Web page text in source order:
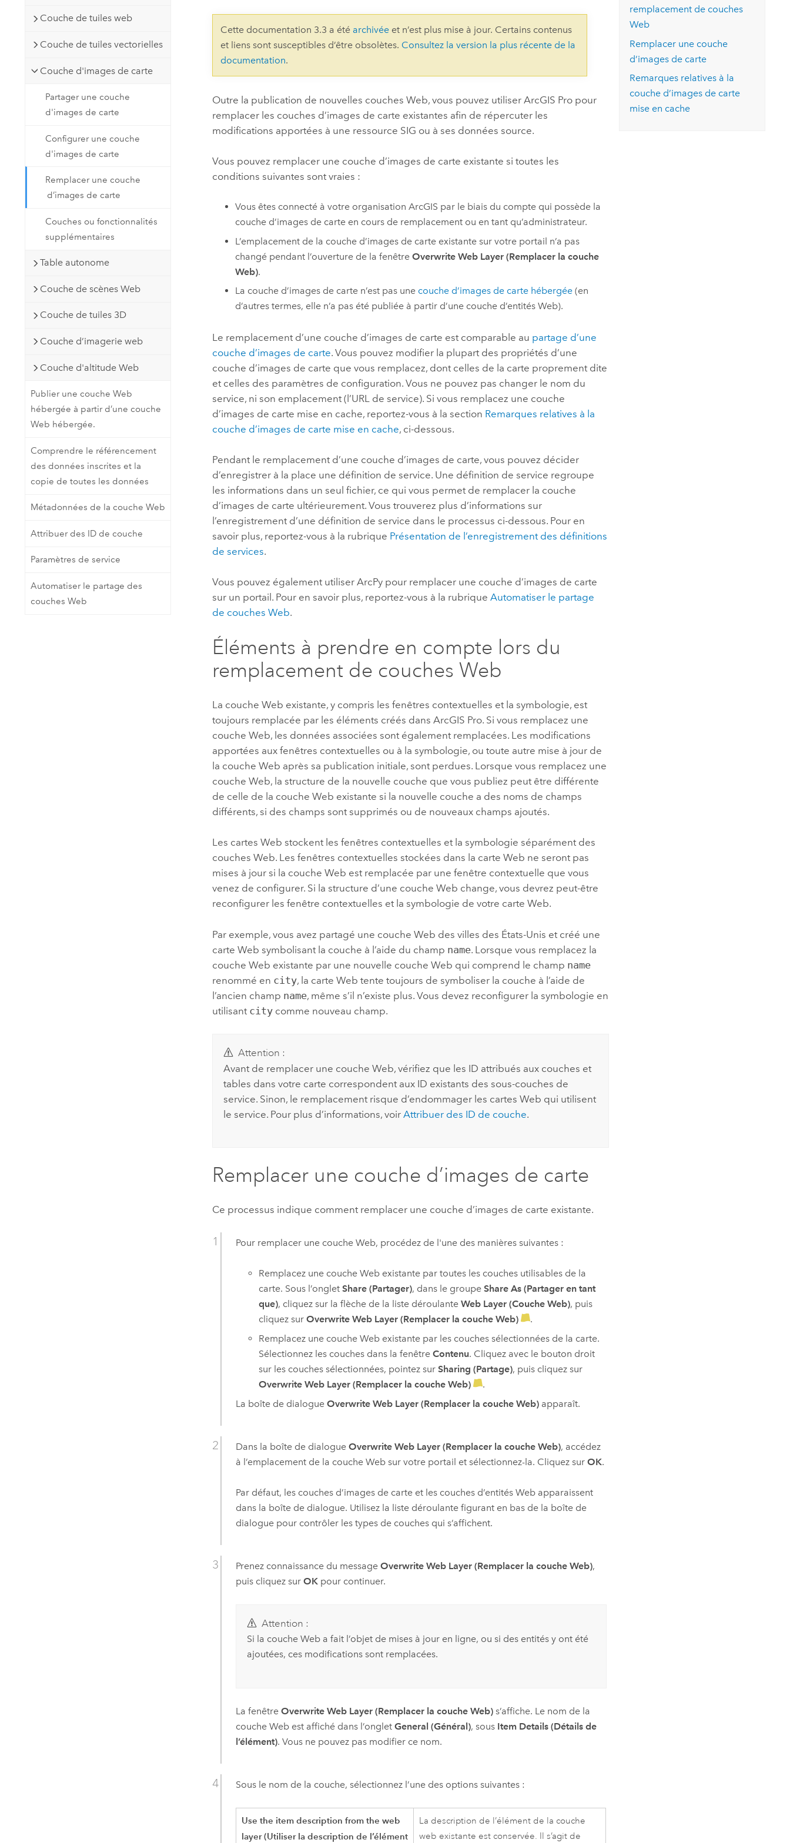
Technologie Developer
cartographie et d’analyse spatiale
Tous les produits
Découvrir ArcGIS Pro
Explorer ce cours
professionnels et
technologiques
perspectives et
tendances de
l’univers
Tous les récits
Lire le récit
Couche de tuiles web
Couche de tuiles vectorielles
Couche d'images de carte
Partager une couche
d'images de carte
Configurer une couche
d'images de carte
Remplacer une couche
d’images de carte
Couches ou fonctionnalités
supplémentaires
Table autonome
Couche de scènes Web
Couche de tuiles 3D
Couche d’imagerie web
Couche d'altitude Web
Publier une couche Web
hébergée à partir d’une couche
Web hébergée.
Comprendre le référencement
des données inscrites et la
copie de toutes les données
Métadonnées de la couche Web
Attribuer des ID de couche
Paramètres de service
Automatiser le partage des
couches Web
Cette documentation 3.3 a été archivée et n’est plus mise à jour. Certains contenus
et liens sont susceptibles d’être obsolètes. Consultez la version la plus récente de la
documentation.
Outre la publication de nouvelles couches Web, vous pouvez utiliserArcGIS Pro pour
remplacer les couches d’images de carte existantes afin de répercuter les
modifications apportées à une ressource SIG ou à ses données source.
Vous pouvez remplacer une couche d’images de carte existante si toutes les
conditions suivantes sont vraies :
Vous êtes connecté à votre organisation ArcGIS par le biais du compte qui possède la
couche d’images de carte en cours de remplacement ou en tant qu’administrateur.
L’emplacement de la couche d’images de carte existante sur votre portail n’a pas
changé pendant l’ouverture de la fenêtre Overwrite Web Layer (Remplacer la couche
Web).
La couche d’images de carte n’est pas une couche d’images de carte hébergée(en
d’autres termes, elle n’a pas été publiée à partir d’une couche d’entités Web).
Le remplacement d’une couche d’images de carte est comparable au partage d’une
couche d’images de carte. Vous pouvez modifier la plupart des propriétés d’une
couche d’images de carte que vous remplacez, dont celles de la carte proprement dite
et celles des paramètres de configuration. Vous ne pouvez pas changer le nom du
service, ni son emplacement (l’URL de service). Si vous remplacez une couche
d’images de carte mise en cache, reportez-vous à la section Remarques relatives à la
couche d’images de carte mise en cache, ci-dessous.
Pendant le remplacement d’une couche d’images de carte, vous pouvez décider
d’enregistrer à la place une définition de service. Une définition de service regroupe
les informations dans un seul fichier, ce qui vous permet de remplacer la couche
d’images de carte ultérieurement. Vous trouverez plus d’informations sur
l’enregistrement d’une définition de service dans le processus ci-dessous. Pour en
savoir plus, reportez-vous à la rubrique Présentation de l’enregistrement des définitions
de services.
Vous pouvez également utiliserArcPy pour remplacer une couche d’images de carte
sur un portail. Pour en savoir plus, reportez-vous à la rubriqueAutomatiser le partage
de couches Web.
Éléments à prendre en compte lors du
remplacement de couches Web
La couche Web existante, y compris les fenêtres contextuelles et la symbologie, est
toujours remplacée par les éléments créés dansArcGIS Pro. Si vous remplacez une
couche Web, les données associées sont également remplacées. Les modifications
apportées aux fenêtres contextuelles ou à la symbologie, ou toute autre mise à jour de
la couche Web après sa publication initiale, sont perdues. Lorsque vous remplacez une
couche Web, la structure de la nouvelle couche que vous publiez peut être différente
de celle de la couche Web existante si la nouvelle couche a des noms de champs
différents, si des champs sont supprimés ou de nouveaux champs ajoutés.
Les cartes Web stockent les fenêtres contextuelles et la symbologie séparément des
couches Web. Les fenêtres contextuelles stockées dans la carte Web ne seront pas
mises à jour si la couche Web est remplacée par une fenêtre contextuelle que vous
venez de configurer. Si la structure d’une couche Web change, vous devrez peut-être
reconfigurer les fenêtre contextuelles et la symbologie de votre carte Web.
Par exemple, vous avez partagé une couche Web des villes des États-Unis et créé une
carte Web symbolisant la couche à l’aide du champ name. Lorsque vous remplacez la
couche Web existante par une nouvelle couche Web qui comprend le champ name
renommé en city, la carte Web tente toujours de symboliser la couche à l’aide de
l’ancien champ name, même s’il n’existe plus. Vous devez reconfigurer la symbologie en
utilisant city comme nouveau champ.
Attention :
Avant de remplacer une couche Web, vérifiez que les ID attribués aux couches et
tables dans votre carte correspondent aux ID existants des sous-couches de
service. Sinon, le remplacement risque d’endommager les cartes Web qui utilisent
le service. Pour plus d’informations, voir Attribuer des ID de couche.
Remplacer une couche d’images de carte
Ce processus indique comment remplacer une couche d’images de carte existante.
Pour remplacer une couche Web, procédez de l'une des manières suivantes :
Remplacez une couche Web existante par toutes les couches utilisables de la
carte. Sous l’onglet Share (Partager), dans le groupe Share As (Partager en tant
que), cliquez sur la flèche de la liste déroulante Web Layer (Couche Web), puis
cliquez sur Overwrite Web Layer (Remplacer la couche Web)
.
Remplacez une couche Web existante par les couches sélectionnées de la carte.
Sélectionnez les couches dans la fenêtre Contenu. Cliquez avec le bouton droit
sur les couches sélectionnées, pointez sur Sharing (Partage), puis cliquez sur
Overwrite Web Layer (Remplacer la couche Web)
.
La boîte de dialogueOverwrite Web Layer (Remplacer la couche Web) apparaît.
Dans la boîte de dialogueOverwrite Web Layer (Remplacer la couche Web), accédez
à l’emplacement de la couche Web sur votre portail et sélectionnez-la. Cliquez surOK.
Par défaut, les couches d’images de carte et les couches d’entités Web apparaissent
dans la boîte de dialogue. Utilisez la liste déroulante figurant en bas de la boîte de
dialogue pour contrôler les types de couches qui s’affichent.
Prenez connaissance du messageOverwrite Web Layer (Remplacer la couche Web),
puis cliquez surOK pour continuer.
Attention :
Si la couche Web a fait l’objet de mises à jour en ligne, ou si des entités y ont été
ajoutées, ces modifications sont remplacées.
La fenêtreOverwrite Web Layer (Remplacer la couche Web) s’affiche. Le nom de la
couche Web est affiché dans l’ongletGeneral (Général), sous Item Details (Détails de
l’élément). Vous ne pouvez pas modifier ce nom.
Sous le nom de la couche, sélectionnez l’une des options suivantes :
Use the item description from the web
layer (Utiliser la description de l’élément
La description de l’élément de la couche
web existante est conservée. Il s’agit de
remplacement de couches
Web
Remplacer une couche
d’images de carte
Remarques relatives à la
couche d’images de carte
mise en cache